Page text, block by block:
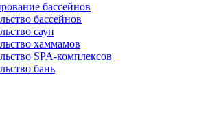
бассейнов
бассейнов
саун
хаммамов
SPA-комплексов
бань